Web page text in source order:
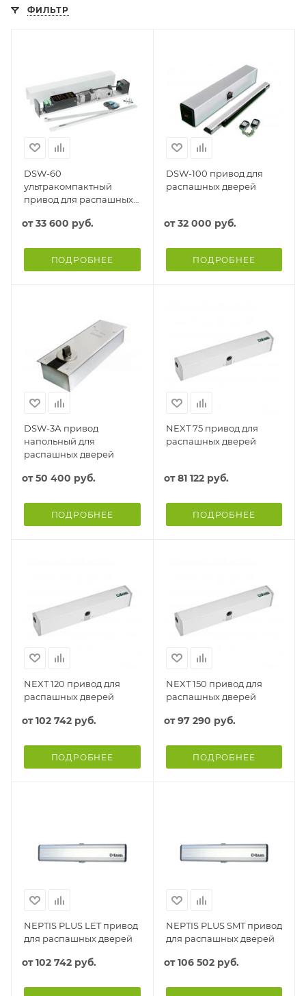
ФИЛЬТР
DSW-60
ультракомпактный
привод для распашных
от33 600 руб.
ПОДРОБНЕЕ
DSW-100 привод для
распашных дверей
от32 000 руб.
ПОДРОБНЕЕ
DSW-3А привод
напольный для
распашных дверей
от50 400 руб.
ПОДРОБНЕЕ
NEXT 75 привод для
распашных дверей
от81 122 руб.
ПОДРОБНЕЕ
NEXT 120 привод для
распашных дверей
от102 742 руб.
ПОДРОБНЕЕ
NEXT 150 привод для
распашных дверей
от97 290 руб.
ПОДРОБНЕЕ
NEPTIS PLUS LET привод
для распашных дверей
от102 742 руб.
NEPTIS PLUS SMT привод
для распашных дверей
от106 502 руб.